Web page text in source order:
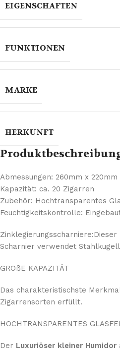
EIGENSCHAFTEN
FUNKTIONEN
MARKE
HERKUNFT
Abmessungen: 260mm x
Kapazität: ca. 20 Zigarren
Zubehör: Hochtransparentes
Feuchtigkeitskontrolle:
Zinklegierungsscharniere:Dieser
Scharnier verwendet
GROßE KAPAZITÄT
Das charakteristischste
Zigarrensorten erfüllt.
HOCHTRANSPARENTES
Der Luxuriöser kleiner Humidor